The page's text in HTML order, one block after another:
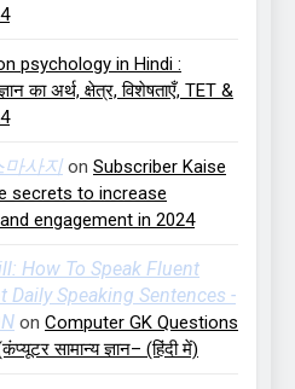
psychology in Hindi :
का अर्थ, क्षेत्र, विशेषताएँ, TET &
마사지 on Subscriber Kaise
secrets to increase
engagement in 2024
How To Speak Fluent
Daily Speaking Sentences -
on Computer GK Questions
सामान्य ज्ञान– (हिंदी में)